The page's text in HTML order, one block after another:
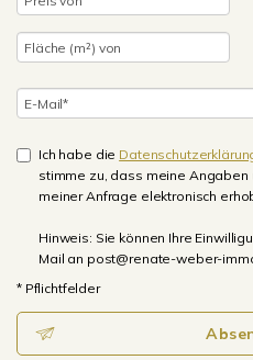
Ich habe die
stimme zu, dass meine Angaben
meiner Anfrage elektronisch
Hinweis: Sie können Ihre
Mail an post@renate-weber-
* Pflichtfelder